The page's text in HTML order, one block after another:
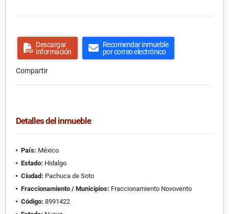
Descargar
información
Recomendar inmueble
por correo electrónico
Compartir
Detalles del inmueble
País: México
Estado: Hidalgo
Ciudad: Pachuca de Soto
Fraccionamiento / Municipios: Fraccionamiento Novovento
Código: 8991422